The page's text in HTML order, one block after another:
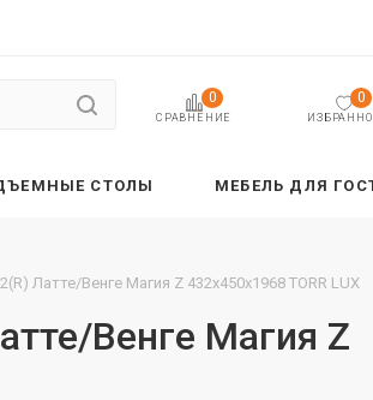
СРАВНЕНИЕ
0 0
СТОЛЫ МЕБЕЛЬ ДЛЯ
Латте/Венге Магия Z 432х450х1968 TORR LUX
Венге Магия Z